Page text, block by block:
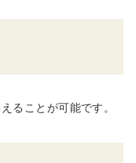
ることが可能です。